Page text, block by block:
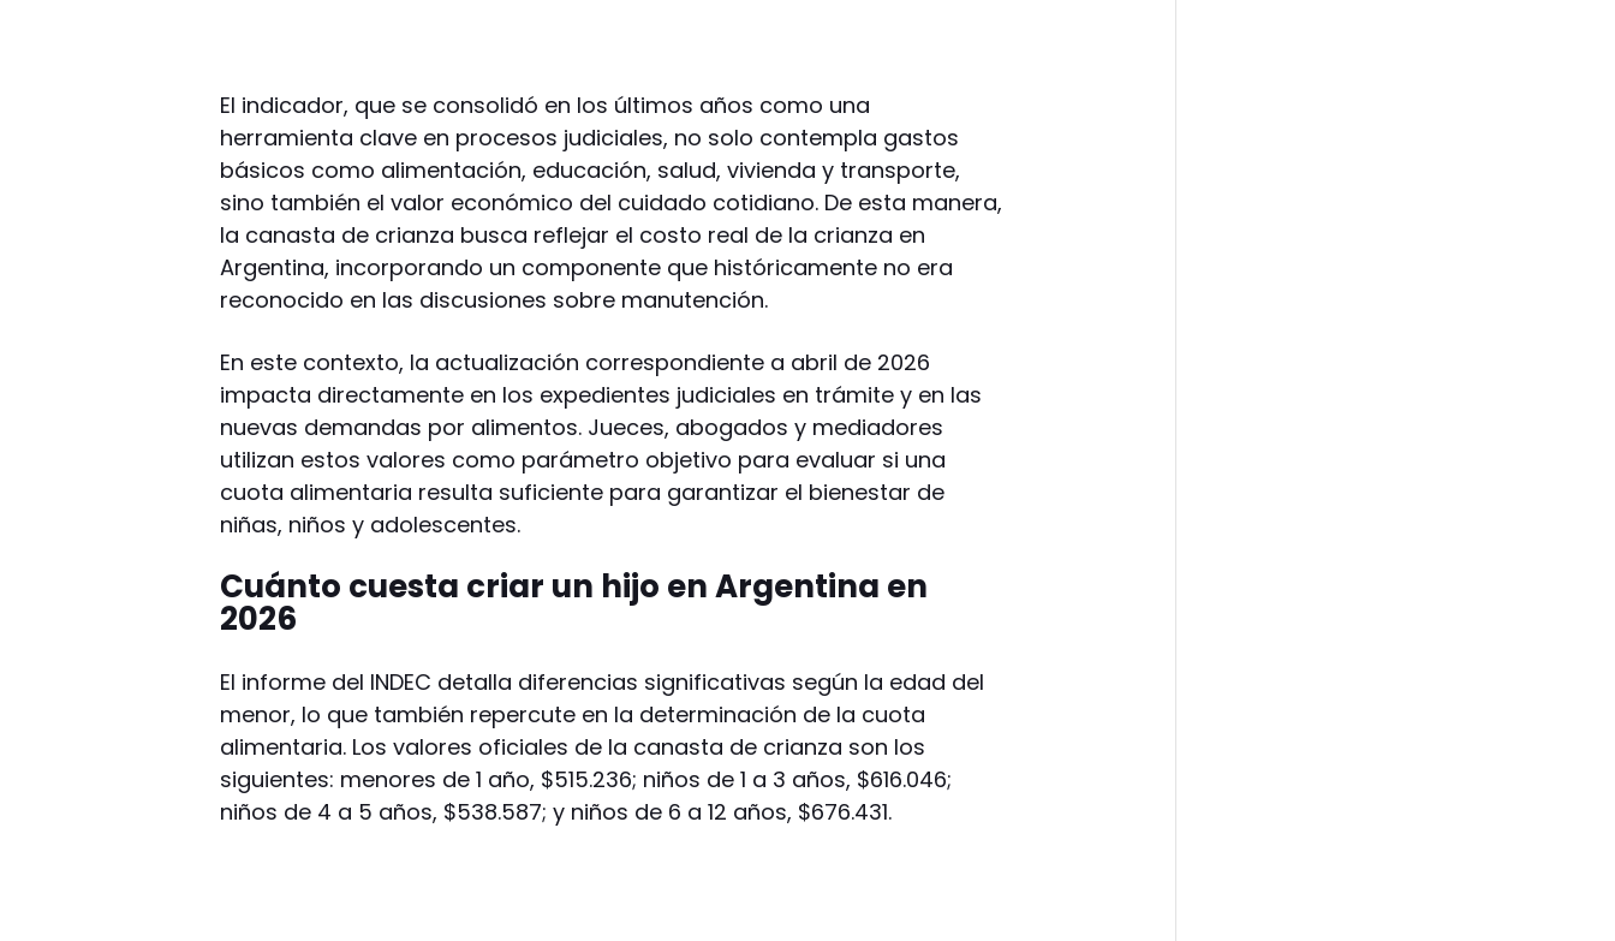
El indicador, que se consolidó en los últimos años como una
herramienta clave en procesos judiciales, no solo contempla gastos
básicos como alimentación, educación, salud, vivienda y transporte,
sino también el valor económico del cuidado cotidiano. De esta manera,
la canasta de crianza busca reflejar el costo real de la crianza en
Argentina, incorporando un componente que históricamente no era
reconocido en las discusiones sobre manutención.
En este contexto, la actualización correspondiente a abril de 2026
impacta directamente en los expedientes judiciales en trámite y en las
nuevas demandas por alimentos. Jueces, abogados y mediadores
utilizan estos valores como parámetro objetivo para evaluar si una
cuota alimentaria resulta suficiente para garantizar el bienestar de
niñas, niños y adolescentes.
Cuánto cuesta criar un hijo en Argentina en
2026
El informe del INDEC detalla diferencias significativas según la edad del
menor, lo que también repercute en la determinación de la cuota
alimentaria. Los valores oficiales de la canasta de crianza son los
siguientes: menores de 1 año, $515.236; niños de 1 a 3 años, $616.046;
niños de 4 a 5 años, $538.587; y niños de 6 a 12 años, $676.431.